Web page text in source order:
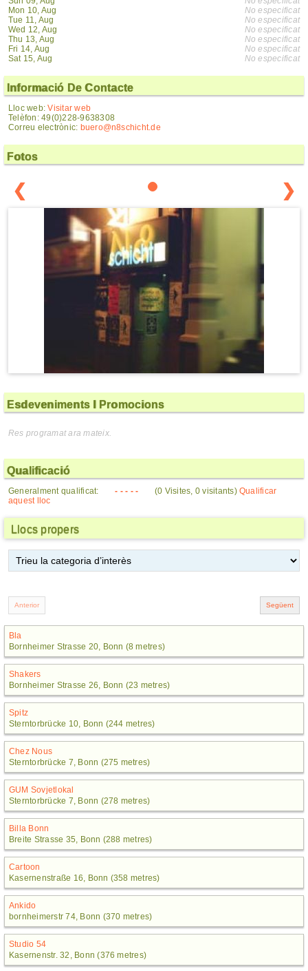
Mon 10, Aug
Tue 11, Aug
Wed 12, Aug
Thu 13, Aug
Fri 14, Aug
Sat 15, Aug
No especificat
No especificat
No especificat
No especificat
No especificat
No especificat
Informació De Contacte
Lloc web:Visitar web
Telèfon: 49(0)228-9638308
Correu electrònic: buero@n8schicht.de
Fotos
❮ ❯
Esdeveniments I Promocions
Res programat ara mateix.
Qualificació
Generalment qualificat: - - - - - (0 Visites, 0 visitants)Qualificar
aquest lloc
Llocs propers
Bla
Bornheimer Strasse 20, Bonn (8 metres)
Shakers
Bornheimer Strasse 26, Bonn (23 metres)
Spitz
Sterntorbrücke 10, Bonn (244 metres)
Chez Nous
Sterntorbrücke 7, Bonn (275 metres)
GUM Sovjetlokal
Sterntorbrücke 7, Bonn (278 metres)
Billa Bonn
Breite Strasse 35, Bonn (288 metres)
Cartoon
Kasernenstraße 16, Bonn (358 metres)
Ankido
bornheimerstr 74, Bonn (370 metres)
Studio 54
Kasernenstr. 32, Bonn (376 metres)